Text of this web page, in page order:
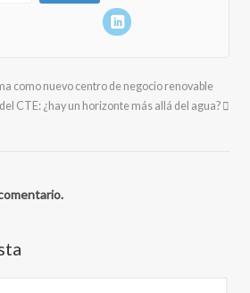
como nuevo centro de negocio renovable
CTE: ¿hay un horizonte más allá del agua?